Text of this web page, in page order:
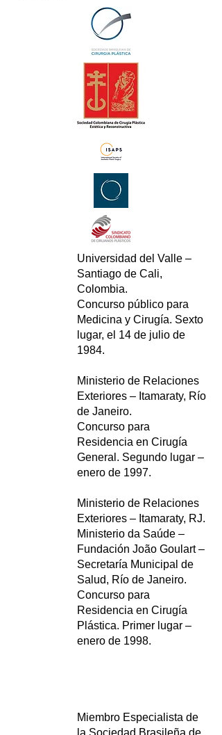
Universidad del Valle –
Santiago de Cali,
Colombia.
Concurso público para
Medicina y Cirugía. Sexto
lugar, el 14 de julio de
1984.
Ministerio de Relaciones
Exteriores – Itamaraty, Río
de Janeiro.
Concurso para
Residencia en Cirugía
General. Segundo lugar –
enero de 1997.
Ministerio de Relaciones
Exteriores – Itamaraty, RJ.
Ministerio da Saúde –
Fundación João Goulart –
Secretaría Municipal de
Salud, Río de Janeiro.
Concurso para
Residencia en Cirugía
Plástica. Primer lugar –
enero de 1998.
Miembro Especialista de
la Sociedad Brasileña de